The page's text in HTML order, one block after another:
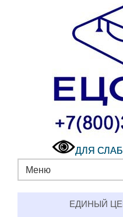
ДЛЯ
Меню
ЕДИНЫЙ